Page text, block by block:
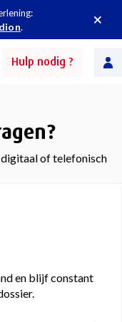
.
Hulp nodig ?
digitaal of telefonisch
en blijf constant